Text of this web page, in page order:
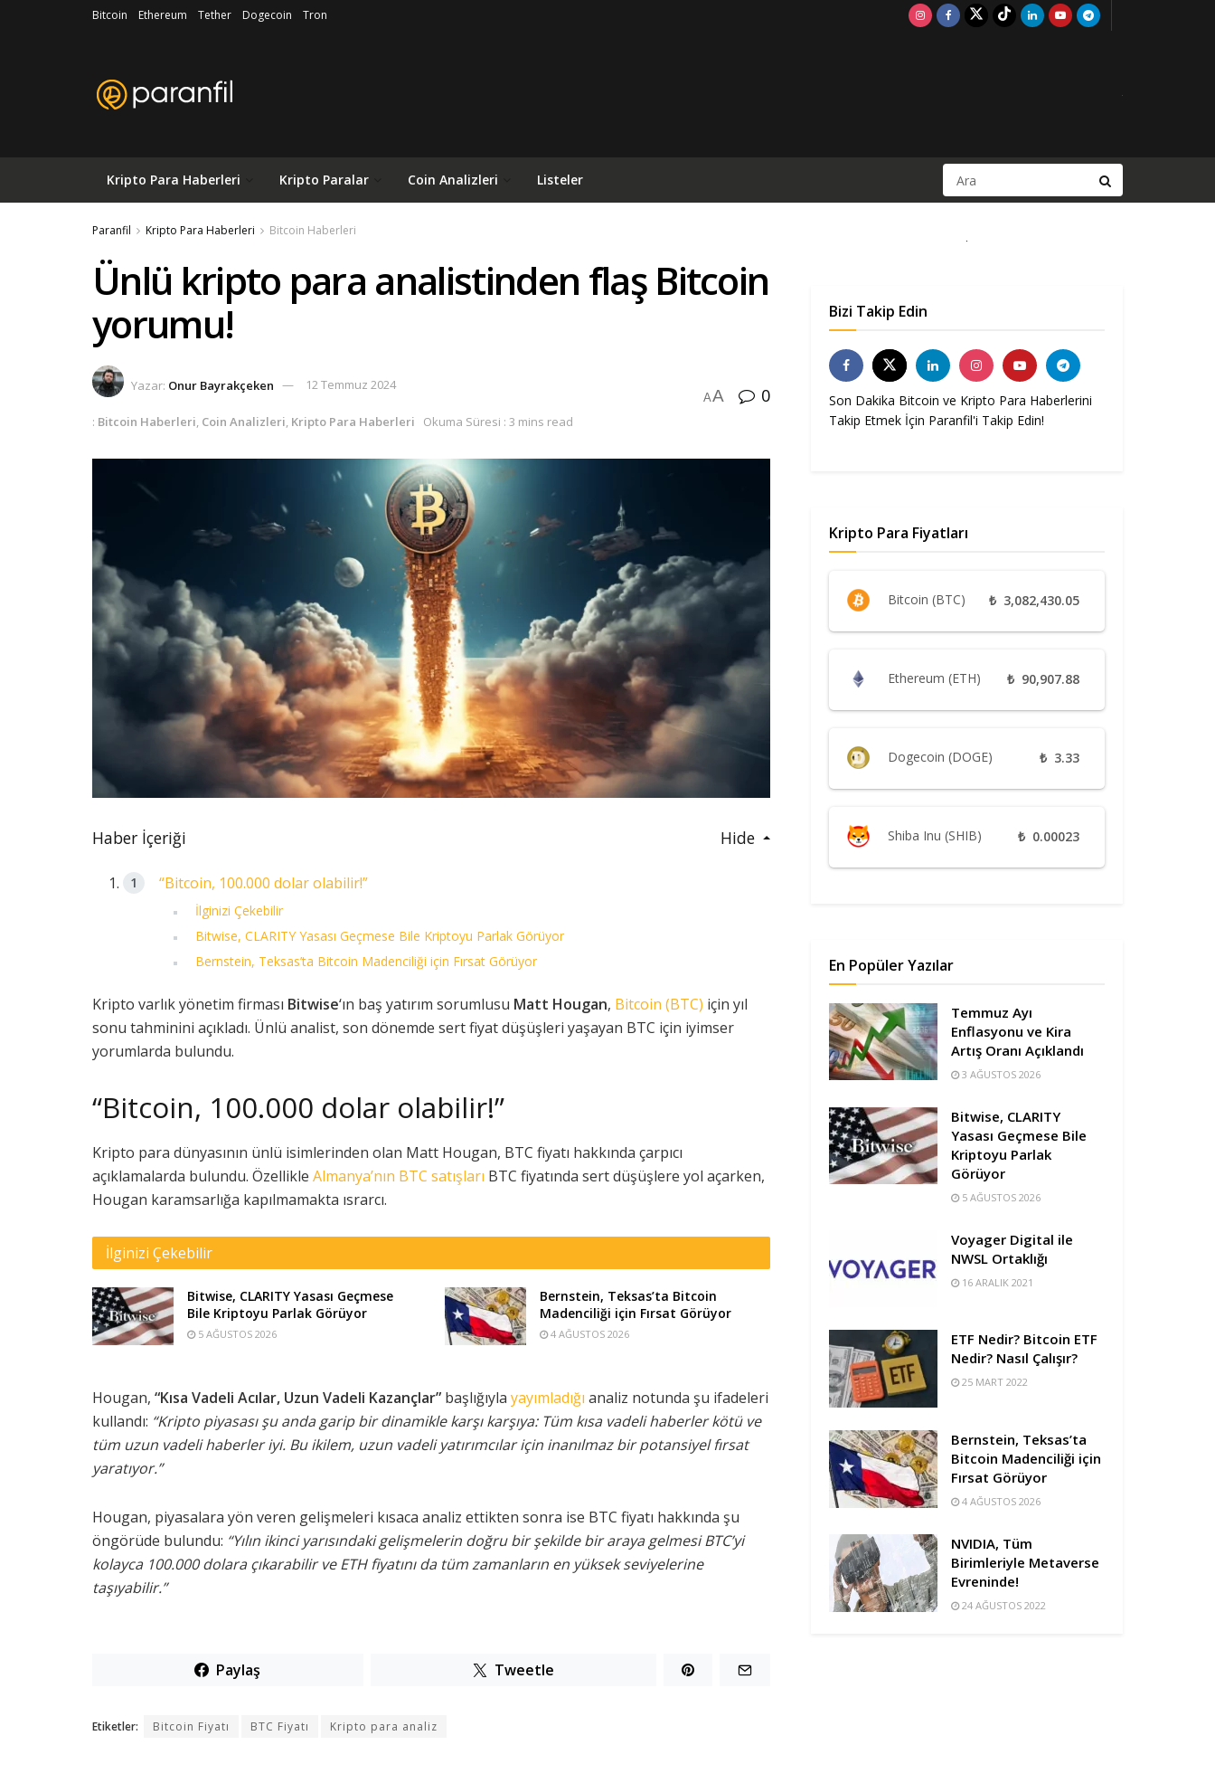
Bitcoin Ethereum Tether Dogecoin Tron
Kripto Para Haberleri Kripto Paralar Coin Analizleri Listeler
Paranfil Kripto Para Haberleri Bitcoin Haberleri
Ünlü kripto para analistinden flaş Bitcoin
yorumu!
Yazar: Onur Bayrakçeken 12 Temmuz 2024
: Bitcoin Haberleri, Coin Analizleri, Kripto Para Haberleri Okuma Süresi : 3 mins read
AA 0
Haber İçeriği Hide
“Bitcoin, 100.000 dolar olabilir!”
İlginizi Çekebilir
Bitwise, CLARITY Yasası Geçmese Bile Kriptoyu Parlak Görüyor
Bernstein, Teksas’ta Bitcoin Madenciliği için Fırsat Görüyor
Kripto varlık yönetim firması Bitwise‘ın baş yatırım sorumlusu Matt Hougan, Bitcoin (BTC) için yıl
sonu tahminini açıkladı. Ünlü analist, son dönemde sert fiyat düşüşleri yaşayan BTC için iyimser
yorumlarda bulundu.
“Bitcoin, 100.000 dolar olabilir!”
Kripto para dünyasının ünlü isimlerinden olan Matt Hougan, BTC fiyatı hakkında çarpıcı
açıklamalarda bulundu. Özellikle Almanya’nın BTC satışları BTC fiyatında sert düşüşlere yol açarken,
Hougan karamsarlığa kapılmamakta ısrarcı.
İlginizi Çekebilir
Bitwise, CLARITY Yasası Geçmese
Bile Kriptoyu Parlak Görüyor
5 AĞUSTOS 2026
Bernstein, Teksas’ta Bitcoin
Madenciliği için Fırsat Görüyor
4 AĞUSTOS 2026
Hougan, “Kısa Vadeli Acılar, Uzun Vadeli Kazançlar” başlığıyla yayımladığı analiz notunda şu ifadeleri
kullandı: “Kripto piyasası şu anda garip bir dinamikle karşı karşıya: Tüm kısa vadeli haberler kötü ve
tüm uzun vadeli haberler iyi. Bu ikilem, uzun vadeli yatırımcılar için inanılmaz bir potansiyel fırsat
yaratıyor.”
Hougan, piyasalara yön veren gelişmeleri kısaca analiz ettikten sonra ise BTC fiyatı hakkında şu
öngörüde bulundu: “Yılın ikinci yarısındaki gelişmelerin doğru bir şekilde bir araya gelmesi BTC’yi
kolayca 100.000 dolara çıkarabilir ve ETH fiyatını da tüm zamanların en yüksek seviyelerine
taşıyabilir.”
Paylaş Tweetle
Etiketler: Bitcoin Fiyatı BTC Fiyatı Kripto para analiz
Bizi Takip Edin
Son Dakika Bitcoin ve Kripto Para Haberlerini
Takip Etmek İçin Paranfil'i Takip Edin!
Kripto Para Fiyatları
Bitcoin (BTC) ₺ 3,082,430.05
Ethereum (ETH) ₺ 90,907.88
Dogecoin (DOGE) ₺ 3.33
Shiba Inu (SHIB) ₺ 0.00023
En Popüler Yazılar
Temmuz Ayı
Enflasyonu ve Kira
Artış Oranı Açıklandı
3 AĞUSTOS 2026
Bitwise, CLARITY
Yasası Geçmese Bile
Kriptoyu Parlak
Görüyor
5 AĞUSTOS 2026
Voyager Digital ile
NWSL Ortaklığı
16 ARALIK 2021
ETF Nedir? Bitcoin ETF
Nedir? Nasıl Çalışır?
25 MART 2022
Bernstein, Teksas’ta
Bitcoin Madenciliği için
Fırsat Görüyor
4 AĞUSTOS 2026
NVIDIA, Tüm
Birimleriyle Metaverse
Evreninde!
24 AĞUSTOS 2022